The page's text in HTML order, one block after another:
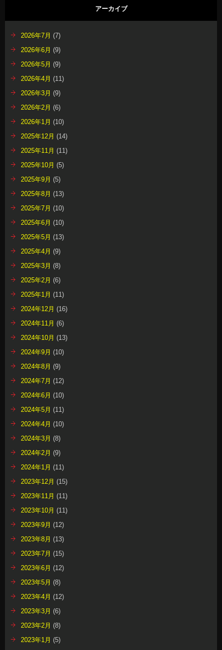
アーカイブ
2026年7月 (7)
2026年6月 (9)
2026年5月 (9)
2026年4月 (11)
2026年3月 (9)
2026年2月 (6)
2026年1月 (10)
2025年12月 (14)
2025年11月 (11)
2025年10月 (5)
2025年9月 (5)
2025年8月 (13)
2025年7月 (10)
2025年6月 (10)
2025年5月 (13)
2025年4月 (9)
2025年3月 (8)
2025年2月 (6)
2025年1月 (11)
2024年12月 (16)
2024年11月 (6)
2024年10月 (13)
2024年9月 (10)
2024年8月 (9)
2024年7月 (12)
2024年6月 (10)
2024年5月 (11)
2024年4月 (10)
2024年3月 (8)
2024年2月 (9)
2024年1月 (11)
2023年12月 (15)
2023年11月 (11)
2023年10月 (11)
2023年9月 (12)
2023年8月 (13)
2023年7月 (15)
2023年6月 (12)
2023年5月 (8)
2023年4月 (12)
2023年3月 (6)
2023年2月 (8)
2023年1月 (5)